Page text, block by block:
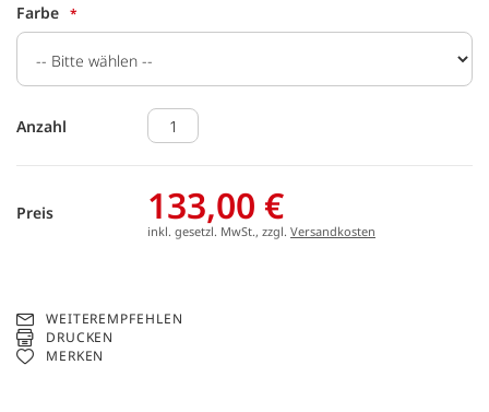
Farbe
Anzahl
Preis 133,00 €
inkl. gesetzl. MwSt., zzgl. Versandkosten
WEITEREMPFEHLEN
DRUCKEN
MERKEN